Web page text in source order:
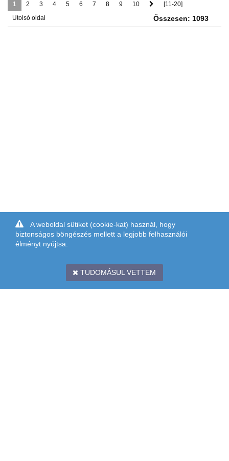
1 2 3 4 5 6 7 8 9 10
[11-20]
Utolsó oldal
Összesen: 1093
A weboldal sütiket (cookie-kat) használ, hogy
biztonságos böngészés mellett a legjobb felhasználói
élményt nyújtsa.
TUDOMÁSUL VETTEM